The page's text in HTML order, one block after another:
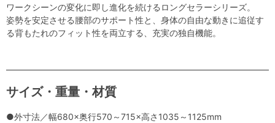
ワークシーンの変化に即し進化を続けるロングセラーシリーズ。
姿勢を安定させる腰部のサポート性と、身体の自由な動きに追従す
る背もたれのフィット性を両立する、充実の独自機能。
サイズ・重量・材質
●外寸法／幅680×奥行570～715×高さ1035～1125mm